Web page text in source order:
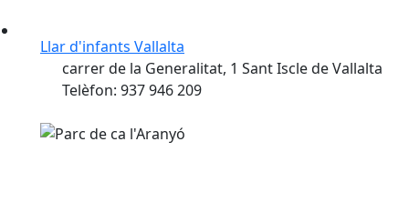
Llar d'infants Vallalta
carrer de la Generalitat, 1 Sant Iscle de Vallalta
Telèfon: 937 946 209